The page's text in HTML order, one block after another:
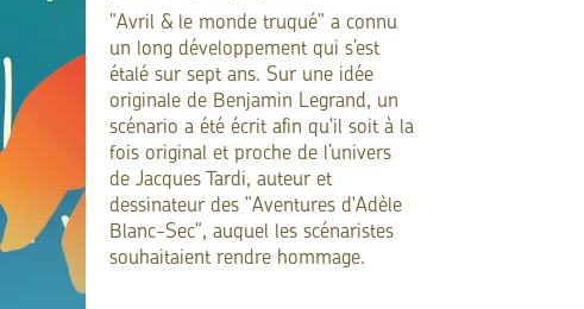
"Avril & le monde truqué" a connu
un long développement qui s’est
étalé sur sept ans. Sur une idée
originale de Benjamin Legrand, un
scénario a été écrit afin qu'il soit à la
fois original et proche de l’univers
de Jacques Tardi, auteur et
dessinateur des "Aventures d'Adèle
Blanc-Sec", auquel les scénaristes
souhaitaient rendre hommage.